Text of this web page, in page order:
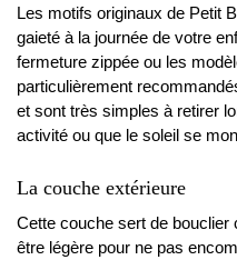
Les motifs originaux de Petit
gaieté à la journée de votre
fermeture zippée ou les
particulièrement
et sont très simples à retirer
activité ou que le soleil se
La couche extérieure
Cette couche sert de bouclier
être légère pour ne pas